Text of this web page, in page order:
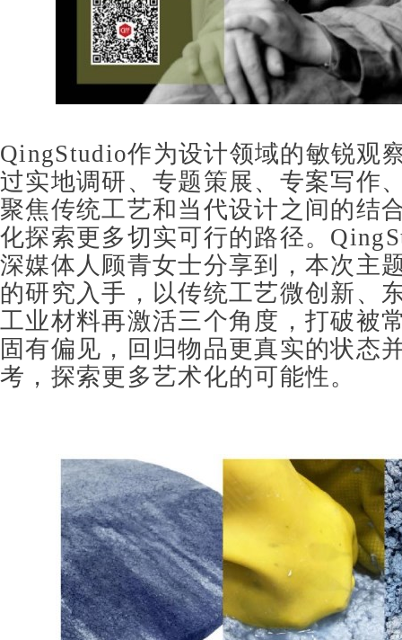
QingStudio作为设计领域的敏锐观
过实地调研、专题策展、专案写作
聚焦传统工艺和当代设计之间的结
化探索更多切实可行的路径。
深媒体人顾青女士分享到，本次主
的研究入手，以传统工艺微创新、
工业材料再激活三个角度，打破被
固有偏见，回归物品更真实的状态
考，探索更多艺术化的可能性。